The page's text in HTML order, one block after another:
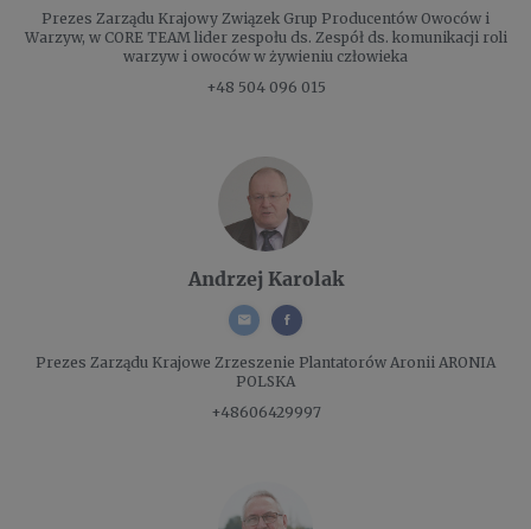
Prezes Zarządu Krajowy Związek Grup Producentów Owoców i
Warzyw, w CORE TEAM lider zespołu ds. Zespół ds. komunikacji roli
warzyw i owoców w żywieniu człowieka
+48 504 096 015
Andrzej Karolak
Prezes Zarządu Krajowe Zrzeszenie Plantatorów Aronii ARONIA
POLSKA
+48606429997